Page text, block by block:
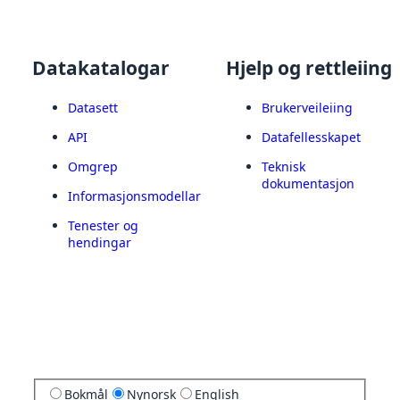
Datakatalogar
Datasett
API
Omgrep
Informasjonsmodellar
Tenester og
hendingar
Hjelp og rettleiing
Brukerveileiing
Datafellesskapet
Teknisk
dokumentasjon
Bokmål Nynorsk English